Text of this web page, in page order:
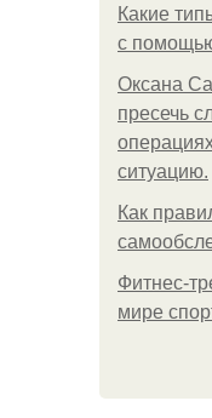
Какие
с
Оксана
пресечь
ситуацию.
Как
Фитнес-
мире